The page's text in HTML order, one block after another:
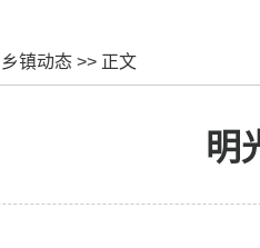
乡镇动态 >> 正文
明